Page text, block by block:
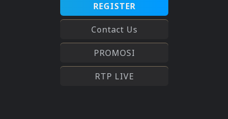
REGISTER
Contact Us
PROMOSI
RTP LIVE